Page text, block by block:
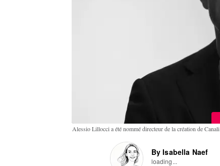
Alessio Lillocci a été nommé directeur de la création de Canali
By Isabella Naef
loading...